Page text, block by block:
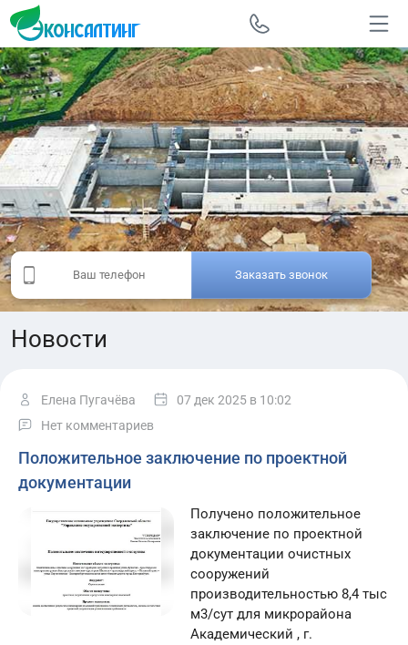
Заказать звонок
Новости
Елена Пугачёва 07 дек 2025 в 10:02
Нет комментариев
Положительное заключение по проектной
документации
Получено положительное
заключение по проектной
документации очистных
сооружений
производительностью 8,4 тыс
м3/сут для микрорайона
Академический , г.